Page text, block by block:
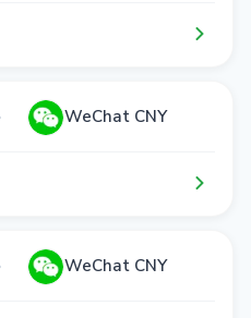
WeChat CNY
WeChat CNY